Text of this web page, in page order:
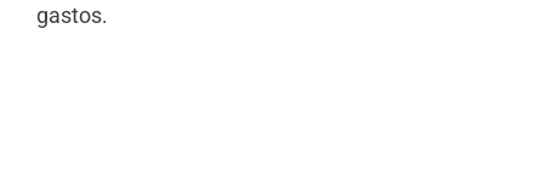
gastos.